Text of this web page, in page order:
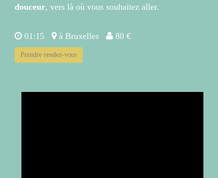
douceur, vers là où vous souhaitez aller.
01:15 à Bruxelles 80 €
Prendre rendez-vous